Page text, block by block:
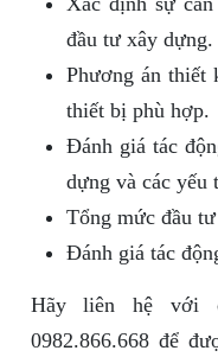
đầu tư xây dựng.
Phương án thiết
thiết bị phù hợp.
Đánh giá tác
dựng và các yếu
Tổng mức đầu
Đánh giá tác
Hãy liên hệ với
0982.866.668 để